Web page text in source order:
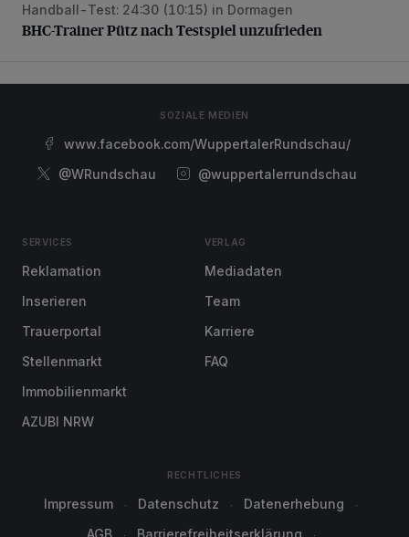
BHC-Trainer Pütz nach Testspiel unzufrieden
Handball-Test: 24:30 (10:15) in Dormagen
BHC-Trainer Pütz nach Testspiel unzufrieden
SOZIALE MEDIEN
www.facebook.com/WuppertalerRundschau/
@WRundschau
@wuppertalerrundschau
SERVICES
Reklamation
Inserieren
Trauerportal
Stellenmarkt
Immobilienmarkt
AZUBI NRW
VERLAG
Mediadaten
Team
Karriere
FAQ
RECHTLICHES
Impressum Datenschutz
Datenerhebung
AGB
Barrierefreiheitserklärung